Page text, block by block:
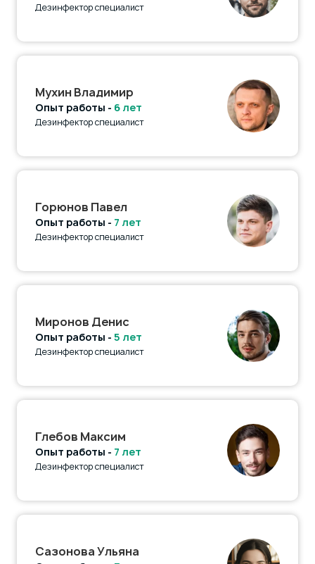
Дезинфектор специалист
Мухин Владимир
Опыт работы - 6 лет
Дезинфектор специалист
Горюнов Павел
Опыт работы - 7 лет
Дезинфектор специалист
Миронов Денис
Опыт работы - 5 лет
Дезинфектор специалист
Глебов Максим
Опыт работы - 7 лет
Дезинфектор специалист
Сазонова Ульяна